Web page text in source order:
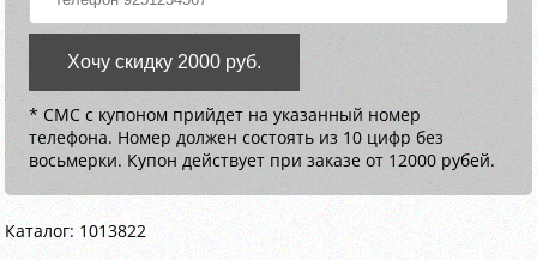
Хочу скидку 2000 руб.
* СМС с купоном прийдет на указанный номер
телефона. Номер должен состоять из 10 цифр без
восьмерки. Купон действует при заказе от 12000 рубей.
Каталог: 1013822